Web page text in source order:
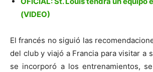
(VIDEO)
El francés no siguió las
del club y viajó a Francia para visitar a
se incorporó a los entrenamientos,